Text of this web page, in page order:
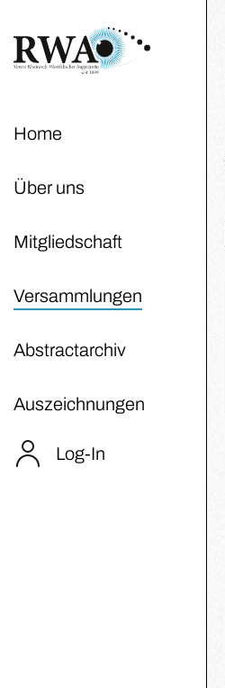
Home
Über uns
Mitgliedschaft
Versammlungen
Abstractarchiv
Auszeichnungen
Log-In